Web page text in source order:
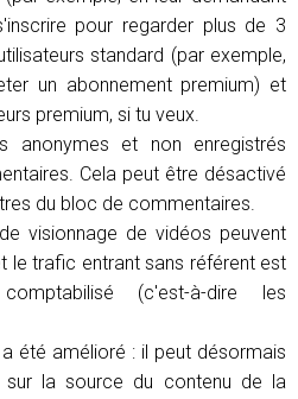
pour regarder plus de 3
standard (par exemple,
un abonnement premium) et
premium, si tu veux.
anonymes et non enregistrés
Cela peut être désactivé
du bloc de commentaires.
visionnage de vidéos peuvent
le trafic entrant sans référent est
(c'est-à-dire les
été amélioré : il peut désormais
sur la source du contenu de la